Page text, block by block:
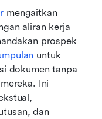
mengaitkan
aliran kerja
prospek
untuk
dokumen tanpa
Ini
dan